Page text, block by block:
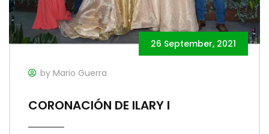
26 September, 2021
by Mario Guerra
CORONACIÓN DE ILARY I